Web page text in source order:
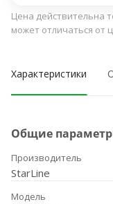
Цена действительна
может отличаться от
Характеристики
Общие
Производитель
StarLine
Модель